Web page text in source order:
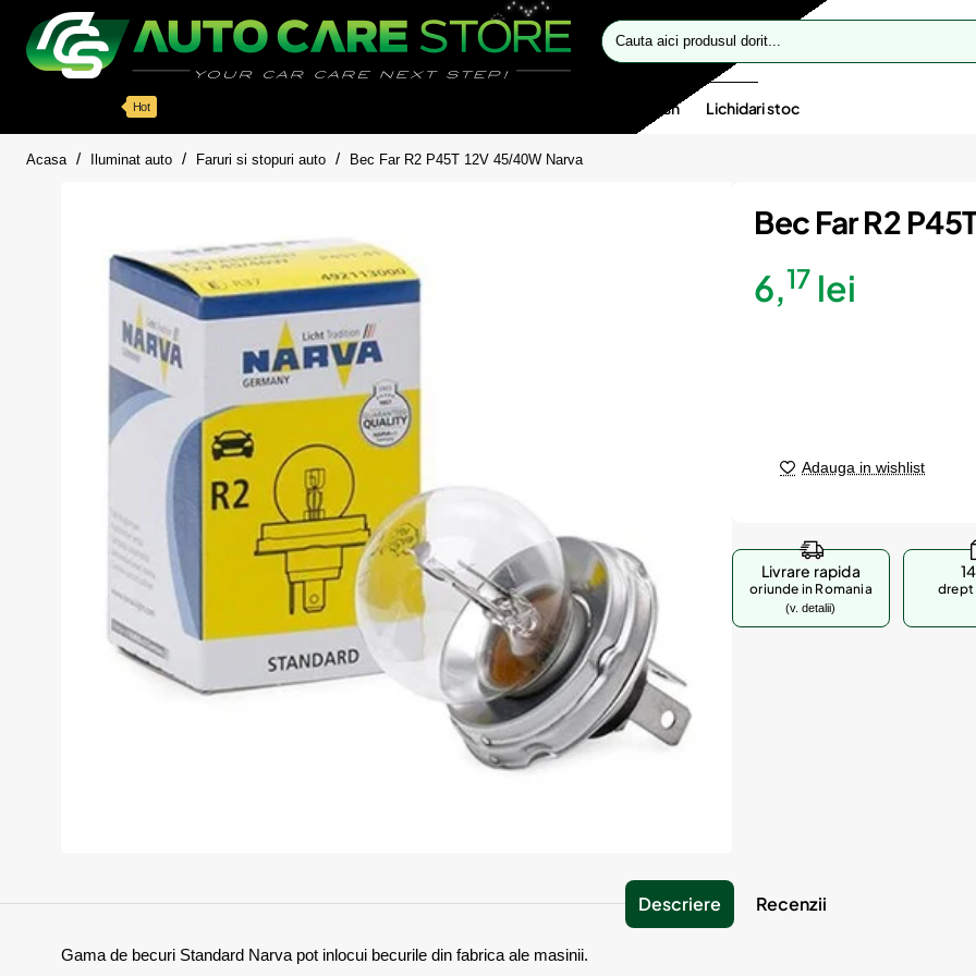
Cauta
aici
Hot Oferte flash Lichidari stoc
Acasa homeIluminat auto Faruri si stopuri auto Bec Far R2 P45T 12V 45/40W Narva
Momentan indisponibil
Bec Far R2
6,17 lei
Adauga in wishlist
Livrare rapida
oriunde in Romania
(v. detalii)
drept
Descriere Recenzii
Gama de becuri Standard Narva pot inlocui becurile din fabrica ale masinii.